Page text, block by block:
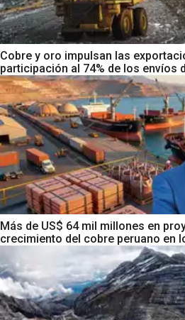
Cobre y oro impulsan las
participación al 74% de los envíos
Más de US$ 64 mil millones en
crecimiento del cobre peruano en